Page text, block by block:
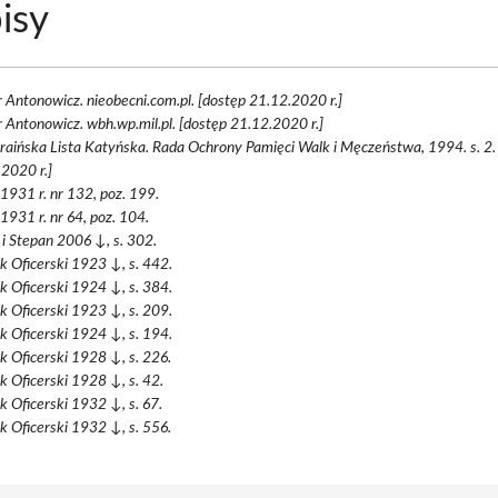
Antonowicz. nieobecni.com.pl. [dostęp 21.12.2020 r.]
Antonowicz. wbh.wp.mil.pl. [dostęp 21.12.2020 r.]
Lista Katyńska. Rada Ochrony Pamięci Walk i Męczeństwa, 1994. s.
r.]
1931 r. nr 132, poz. 199.
r. nr 64, poz. 104.
i Stepan 2006 ↓, s. 302.
Oficerski 1923 ↓, s. 442.
Oficerski 1924 ↓, s. 384.
Oficerski 1923 ↓, s. 209.
Oficerski 1924 ↓, s. 194.
Oficerski 1928 ↓, s. 226.
Oficerski 1928 ↓, s. 42.
Oficerski 1932 ↓, s. 67.
Oficerski 1932 ↓, s. 556.